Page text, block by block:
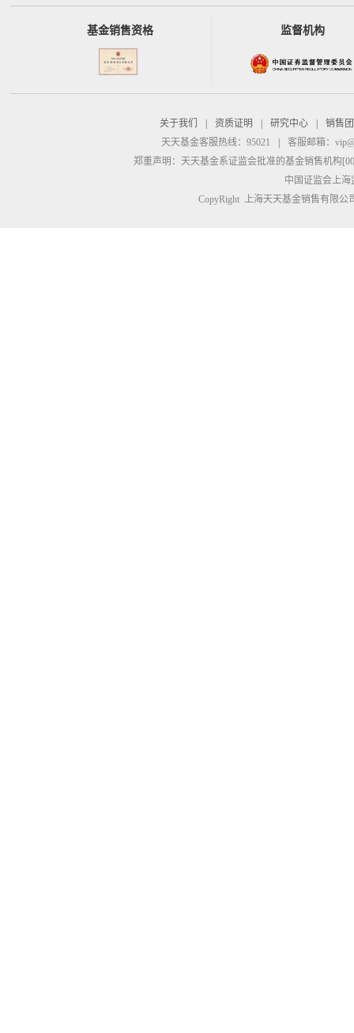
基金销售资格 监督机构
关于我们 资质证明 研究中心
销售
天天基金客服热线：95021
客服邮箱：
郑重声明： 天天基金系证监会批准的基金销售机构
中国证监会上
CopyRight 上海天天基金销售有限